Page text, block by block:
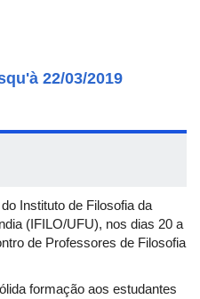
22/03/2019
Instituto de Filosofia da
(IFILO/UFU), nos dias 20 a
de Professores de Filosofia
formação aos estudantes